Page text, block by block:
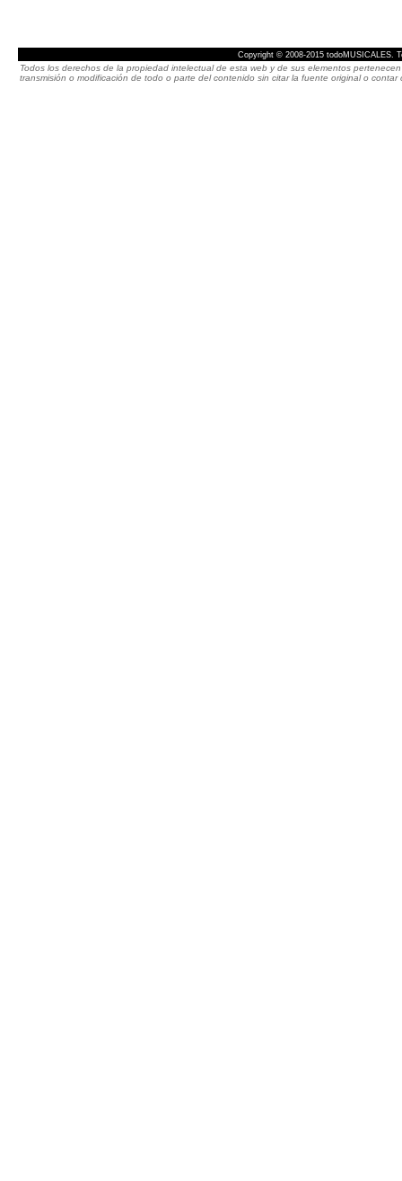
Copyright © 2008-2015 todoMUSICALES.
Todos los derechos de la propiedad intelectual de esta web y de sus elementos
transmisión o modificación de todo o parte del contenido sin citar la fuente original o